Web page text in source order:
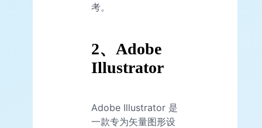
考。
2、Adobe
Illustrator
Adobe Illustrator 是
一款专为矢量图形设